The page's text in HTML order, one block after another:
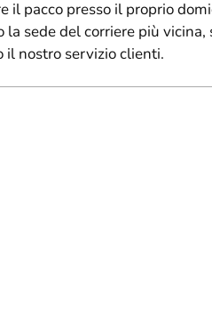
il pacco presso il proprio
sede del corriere più
il nostro servizio clienti.